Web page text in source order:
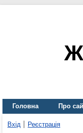
Головна Про
Вхід Реєстрація